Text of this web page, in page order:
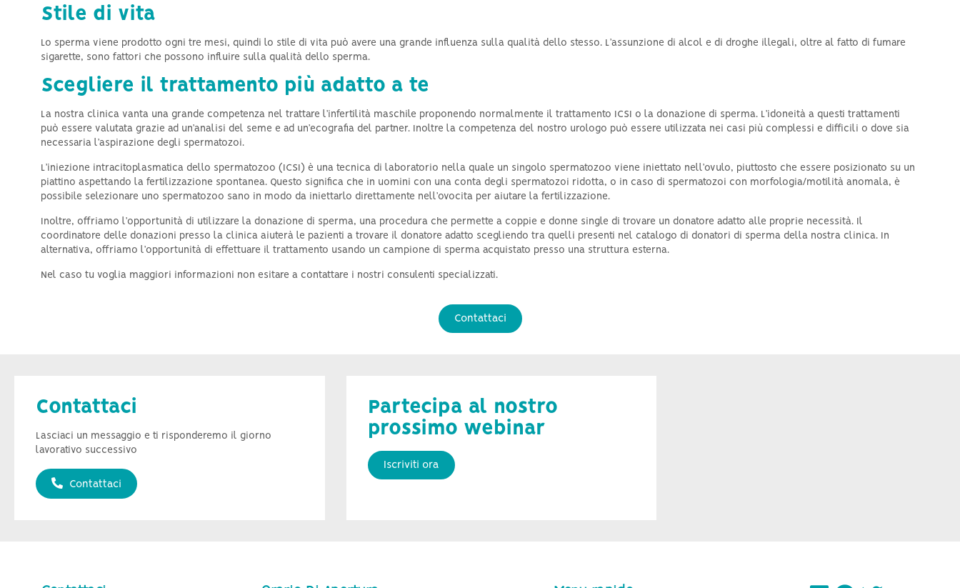
Stile di vita
Lo sperma viene prodotto ogni tre mesi, quindi lo stile di vita può avere una grande influenza sulla qualità dello stesso. L’assunzione di alcol e di droghe illegali, oltre al fatto di fumare
sigarette, sono fattori che possono influire sulla qualità dello sperma.
Scegliere il trattamento più adatto a te
La nostra clinica vanta una grande competenza nel trattare l’infertilità maschile proponendo normalmente il trattamento ICSI o la donazione di sperma. L’idoneità a questi trattamenti
può essere valutata grazie ad un’analisi del seme e ad un’ecografia del partner. Inoltre la competenza del nostro urologo può essere utilizzata nei casi più complessi e difficili o dove sia
necessaria l’aspirazione degli spermatozoi.
L’iniezione intracitoplasmatica dello spermatozoo (ICSI) è una tecnica di laboratorio nella quale un singolo spermatozoo viene iniettato nell’ovulo, piuttosto che essere posizionato su un
piattino aspettando la fertilizzazione spontanea. Questo significa che in uomini con una conta degli spermatozoi ridotta, o in caso di spermatozoi con morfologia/motilità anomala, è
possibile selezionare uno spermatozoo sano in modo da iniettarlo direttamente nell’ovocita per aiutare la fertilizzazione.
Inoltre, offriamo l’opportunità di utilizzare la donazione di sperma, una procedura che permette a coppie e donne single di trovare un donatore adatto alle proprie necessità. Il
coordinatore delle donazioni presso la clinica aiuterà le pazienti a trovare il donatore adatto scegliendo tra quelli presenti nel catalogo di donatori di sperma della nostra clinica. In
alternativa, offriamo l’opportunità di effettuare il trattamento usando un campione di sperma acquistato presso una struttura esterna.
Nel caso tu voglia maggiori informazioni non esitare a contattare i nostri consulenti specializzati.
Contattaci
Contattaci
Lasciaci un messaggio e ti risponderemo il giorno
lavorativo successivo
Contattaci
Partecipa al nostro
prossimo webinar
Iscriviti ora